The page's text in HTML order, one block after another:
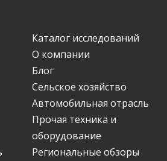
Каталог исследований
О компании
Блог
Сельское хозяйство
Автомобильная отрасль
Прочая техника и
оборудование
Региональные обзоры